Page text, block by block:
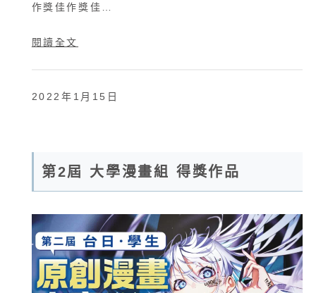
作獎佳作獎佳…
閱讀全文
2022年1月15日
第2屆 大學漫畫組 得獎作品